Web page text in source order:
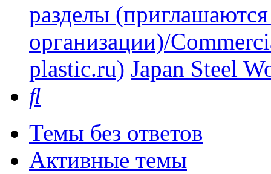
разделы
организации)/
plastic.ru) Japan Steel
Темы без ответов
Активные темы